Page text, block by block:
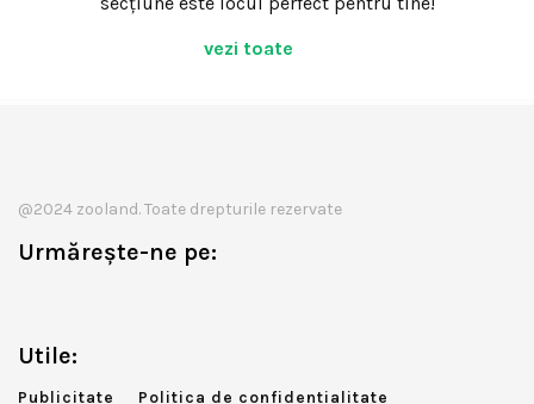
vezi toate
@2024 zooland. Toate drepturile rezervate
Urmărește-ne pe:
Utile:
Publicitate Politica de confidentialitate